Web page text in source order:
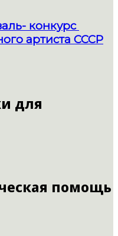
конкурс
артиста СССР
для
помощь